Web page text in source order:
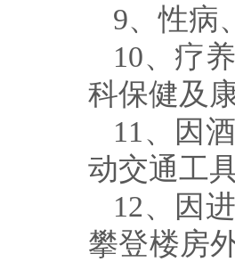
9、性病
10、疗
科保健及
11 、因
动交通工
12、因
攀登楼房